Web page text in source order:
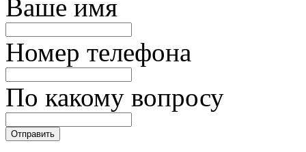
Ваше имя
Номер телефона
По какому вопросу